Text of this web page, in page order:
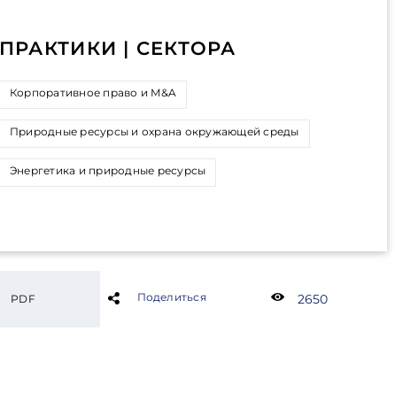
ПРАКТИКИ | СЕКТОРА
Корпоративное право и M&A
Природные ресурсы и охрана окружающей среды
Энергетика и природные ресурсы
PDF Поделиться 2650